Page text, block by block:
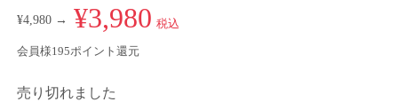
¥4,980 → ¥3,980 税込
会員様195ポイント還元
売り切れました